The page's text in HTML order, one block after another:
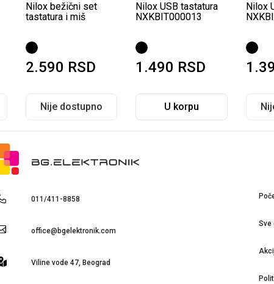
Nilox bežični set
tastatura i miš
2.590 RSD
Nije dostupno
Nilox USB tastatura
NXKBIT000013
1.490 RSD
U korpu
Nilox
011/411-8858
office@bgelektronik.com
Viline vode 47, Beograd
Sve